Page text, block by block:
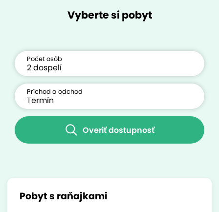
Vyberte si pobyt
Počet osôb
Príchod a odchod
Overiť dostupnosť
Pobyt s raňajkami